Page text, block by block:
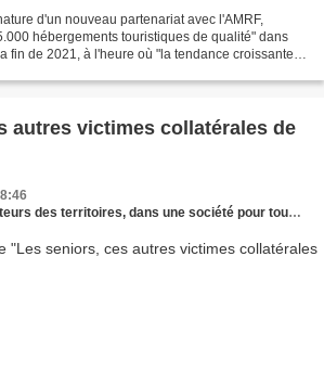
d'un nouveau partenariat avec l'AMRF,
hébergements touristiques de qualité" dans
fin de 2021, à l'heure où "la tendance croissante
autres victimes collatérales de
des territoires, dans une société pour tous les âges